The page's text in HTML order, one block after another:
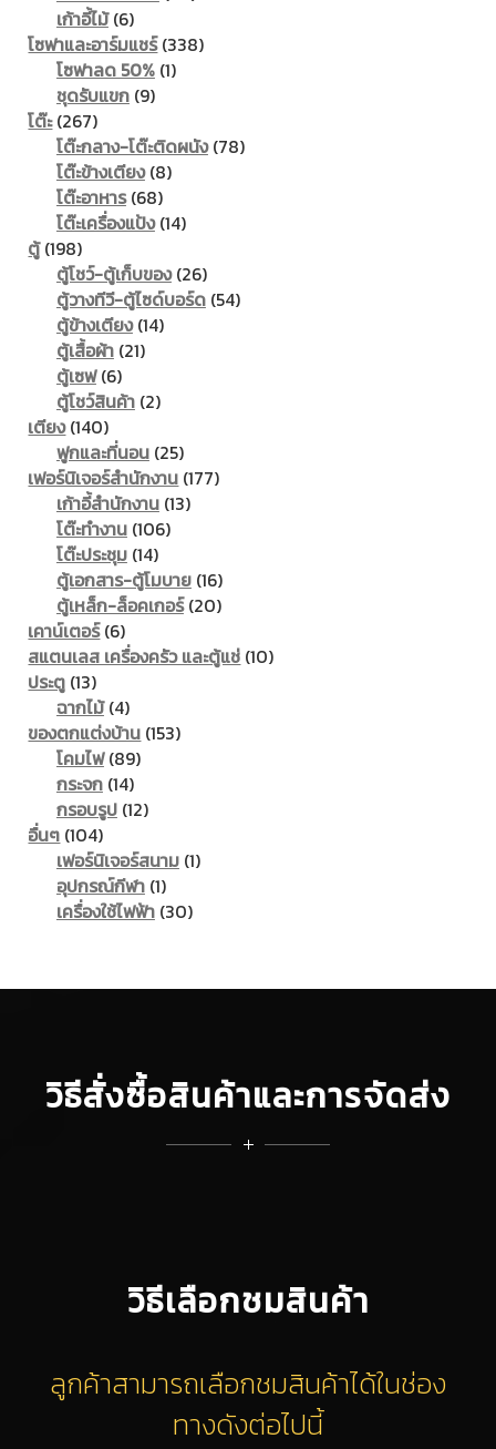
เก้าอี้ไม้ 66
products
โซฟาและอาร์มแชร์ 338338
โซฟาลด 50% 11
ชุดรับแขก 99
โต๊ะ 267267
products
โต๊ะกลาง-โต๊ะติดผนัง 7878
โต๊ะข้างเตียง 88
โต๊ะอาหาร 6868
products
โต๊ะเครื่องแป้ง 1414
ตู้ 198198
products
ตู้โชว์-ตู้เก็บของ 2626
products
ตู้วางทีวี-ตู้ไซด์บอร์ด 5454
ตู้ข้างเตียง 1414
ตู้เสื้อผ้า 2121
ตู้เซฟ 66
products
ตู้โชว์สินค้า 22
เตียง 140140
products
ฟูกและที่นอน 2525
products
เฟอร์นิเจอร์สำนักงาน 177177
เก้าอี้สำนักงาน 1313
โต๊ะทำงาน 106106
โต๊ะประชุม 1414
products
ตู้เอกสาร-ตู้โมบาย 1616
products
ตู้เหล็ก-ล็อคเกอร์ 2020
เคาน์เตอร์ 66
products
สแตนเลส เครื่องครัว และตู้แช่ 1010
ประตู 1313
products
ฉากไม้ 44
products
ของตกแต่งบ้าน 153153
โคมไฟ 8989
products
กระจก 1414
products
กรอบรูป 1212
อื่นๆ 104104
products
เฟอร์นิเจอร์สนาม 11
อุปกรณ์กีฬา 11
product
เครื่องใช้ไฟฟ้า 3030
วิธีสั่งซื้อสินค้าและการจัดส่ง
วิธีเลือกชมสินค้า
ลูกค้าสามารถเลือกชมสินค้าได้ในช่อง
ทางดังต่อไปนี้